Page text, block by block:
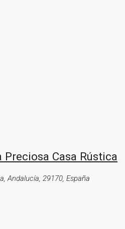
Preciosa Casa Rústica
Andalucía, 29170, España